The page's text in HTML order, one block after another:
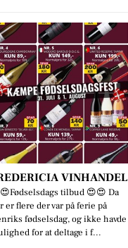
VINHANDEL
tilbud 😍😍 Da
er flere der var på ferie på
fødselsdag, og ikke havde
for at deltage i f...